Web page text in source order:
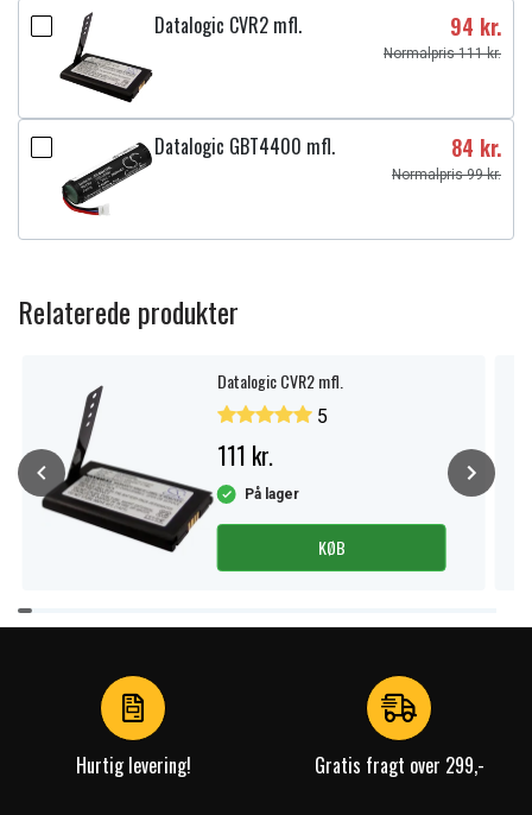
Datalogic CVR2 mfl. 94 kr.
Normalpris 111 kr.
Datalogic GBT4400 mfl. 84 kr.
Normalpris 99 kr.
Relaterede produkter
Datalogic CVR2 mfl.
5
111 kr.
På lager
KØB
Item
1
Hurtig levering! Gratis fragt over 299,-